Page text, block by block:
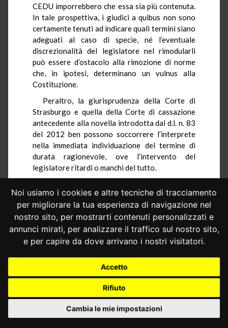
Noi usiamo i cookies e altre tecniche di tracciamento
per migliorare la tua esperienza di navigazione nel
nostro sito, per mostrarti contenuti personalizzati e
annunci mirati, per analizzare il traffico sul nostro sito,
e per capire da dove arrivano i nostri visitatori.
Accetto
Rifiuto
Cambia le mie impostazioni
CEDU imporrebbero che essa sia più contenuta.
In tale prospettiva, i giudici a quibus non sono
certamente tenuti ad indicare quali termini siano
adeguati al caso di specie, né l’eventuale
discrezionalità del legislatore nel rimodularli
può essere d’ostacolo alla rimozione di norme
che, in ipotesi, determinano un vulnus alla
Costituzione.
Peraltro, la giurisprudenza della Corte di
Strasburgo e quella della Corte di cassazione
antecedente alla novella introdotta dal d.l. n. 83
del 2012 ben possono soccorrere l’interprete
nella immediata individuazione del termine di
durata ragionevole, ove l’intervento del
legislatore ritardi o manchi del tutto.
comma 2-ter, non sarebbe applicabile ai
procedimenti previsti dalla legge n. 89 del 2001,
perché essi sono articolati su due gradi di
giudizio, mentre il termine di sei anni previsto da
tale norma, e che si considera «comunque»
In effetti, appare chiaro il collegamento tra
l’art. 2, comma 2-bis, ed il successivo comma 2-
ter. La prima disposizione contiene la
ragionevole durata del processo entro tre anni